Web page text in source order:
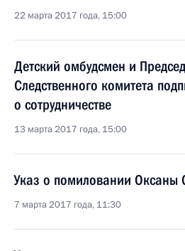
22 марта 2017 года, 15:00
Детский омбудсмен и
Следственного комитета
о сотрудничестве
13 марта 2017 года, 15:00
Указ о помиловании Оксаны
7 марта 2017 года, 11:30